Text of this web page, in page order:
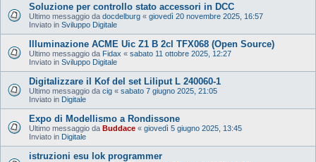
Soluzione per controllo stato accessori in DCC
Ultimo messaggio da docdelburg « giovedì 20 novembre 2025, 16:57
Inviato in Sviluppo Digitale
Illuminazione ACME Uic Z1 B 2cl TFX068 (Open Source)
Ultimo messaggio da Fidax « sabato 11 ottobre 2025, 12:27
Inviato in Sviluppo Digitale
Digitalizzare il Kof del set Liliput L 240060-1
Ultimo messaggio da cig « sabato 7 giugno 2025, 21:05
Inviato in Digitale
Expo di Modellismo a Rondissone
Ultimo messaggio da Buddace « giovedì 5 giugno 2025, 13:45
Inviato in Digitale
istruzioni esu lok programmer